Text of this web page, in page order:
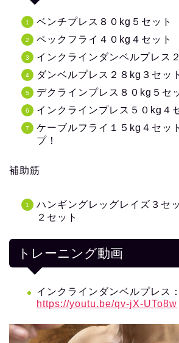
ベンチプレス８０kg５セット
ペックフライ４０kg４セット
インクラインダンベルプレス
ダンベルプレス２８kg３セット
デクラインプレス８０kg５セ
インクラインプレス５０kg４
ケーブルフライ１５kg４セッ
プ！
補助筋
ハンギングレッグレイズ３セ
２セット
トレーニング動画
インクラインダンベルプレス：
https://youtu.be/qv-jX-UTo8w